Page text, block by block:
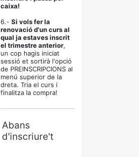
caixa!
6.- Si vols fer la
renovació d'un curs al
qual ja estaves inscrit
el trimestre anterior,
un cop hagis iniciat
sessió et sortirà l'opció
de PREINSCRIPCIONS al
menú superior de la
dreta. Tria el curs i
finalitza la compra!
Abans
d'inscriure't